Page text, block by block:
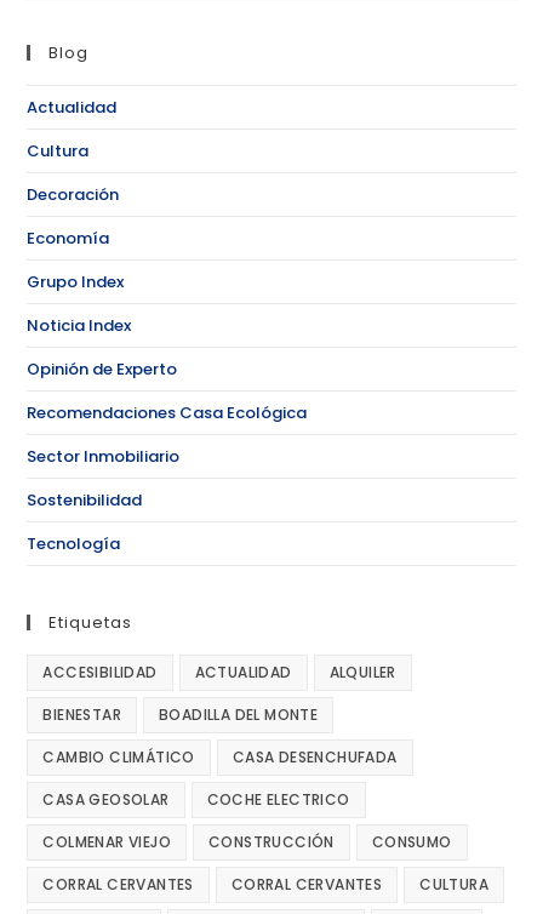
Blog
Actualidad
Cultura
Decoración
Economía
Grupo Index
Noticia Index
Opinión de Experto
Recomendaciones Casa Ecológica
Sector Inmobiliario
Sostenibilidad
Tecnología
Etiquetas
ACCESIBILIDAD ACTUALIDAD ALQUILER
BIENESTAR BOADILLA DEL MONTE
CAMBIO CLIMÁTICO CASA DESENCHUFADA
CASA GEOSOLAR COCHE ELECTRICO
COLMENAR VIEJO CONSTRUCCIÓN CONSUMO
CORRAL CERVANTES CORRAL CERVANTES CULTURA